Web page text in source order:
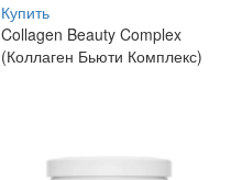
Купить
Collagen Beauty Complex
(Коллаген Бьюти Комплекс)